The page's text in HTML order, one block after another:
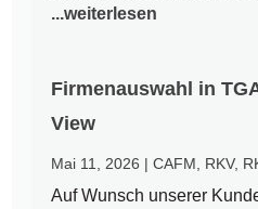
...weiterlesen
Firmenauswahl in
View
Mai 11, 2026 |CAFM RKV,
Auf Wunsch unserer